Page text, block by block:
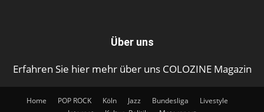
Über uns
Erfahren Sie hier mehr über uns COLOZINE Magazin
Home POP ROCK Köln Jazz Bundesliga
Livestyle